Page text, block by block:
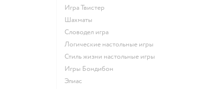
Игра Твистер
Шахматы
Словодел игра
Логические настольные игры
Стиль жизни настольные игры
Игры Бондибон
Элиас